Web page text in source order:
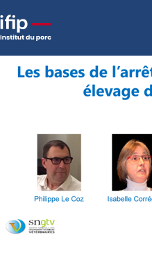
Accueil
l’arrêté du 16.10.2018 fixant